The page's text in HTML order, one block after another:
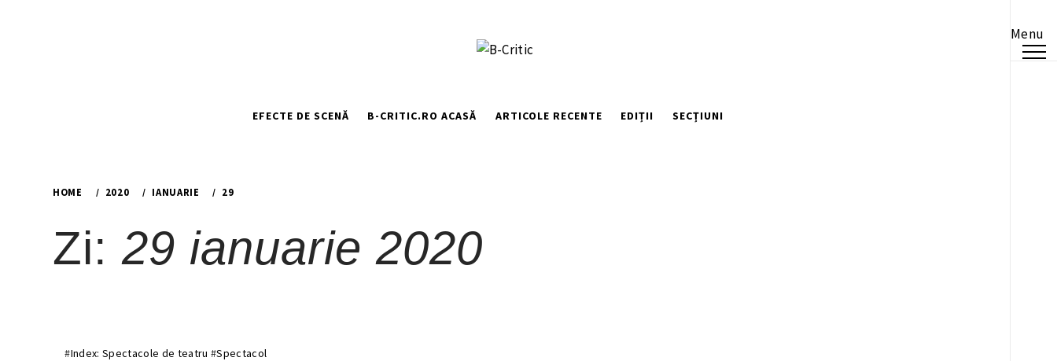
Menu
EFECTE DE SCENĂ B-CRITIC.RO ACASĂ ARTICOLE RECENTE EDIȚII SECȚIUNI
HOME 2020 IANUARIE 29
Zi:29 ianuarie 2020
#Index: Spectacole de teatru #Spectacol